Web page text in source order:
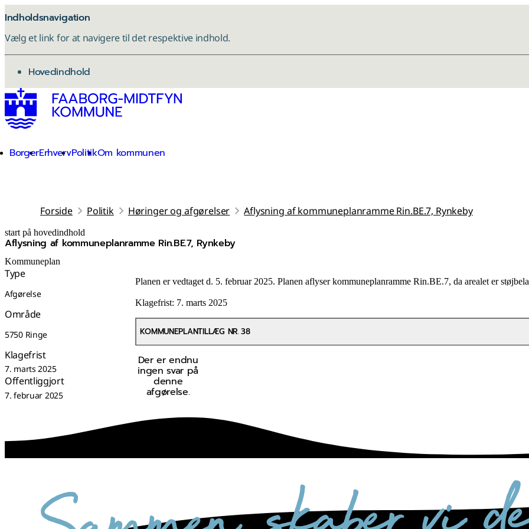
Indholdsnavigation
Vælg et link for at navigere til det respektive indhold.
gå til
Hovedindhold
BorgerErhvervPolitikOm kommunen
Forside Politik Høringer og afgørelser Aflysning af kommuneplanramme Rin.BE.7, Rynkeby
start på hovedindhold
Aflysning af kommuneplanramme Rin.BE.7, Rynkeby
senest opdateret 8. december 2025
Kommuneplan
Type
Afgørelse
Område
5750 Ringe
Klagefrist
7. marts 2025
Offentliggjort
7. februar 2025
Planen er vedtaget d. 5. februar 2025. Planen aflyser kommuneplanramme Rin.BE.7, da arealet er
Klagefrist: 7. marts 2025
KOMMUNEPLANTILLÆG NR. 38
Der er endnu
ingen svar på
denne
afgørelse.